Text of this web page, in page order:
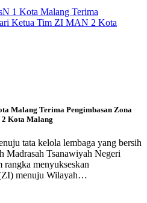
Malang Terima Pengimbasan Zona
Kota Malang
tata kelola lembaga yang bersih
Madrasah Tsanawiyah Negeri
menyukseskan
menuju Wilayah…